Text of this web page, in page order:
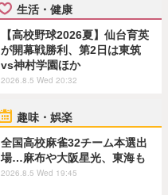
生活・健康
【高校野球2026夏】仙台育英
が開幕戦勝利、第2日は東筑
vs神村学園ほか
2026.8.5 Wed 20:32
趣味・娯楽
全国高校麻雀32チーム本選出
場…麻布や大阪星光、東海も
2026.8.5 Wed 19:45